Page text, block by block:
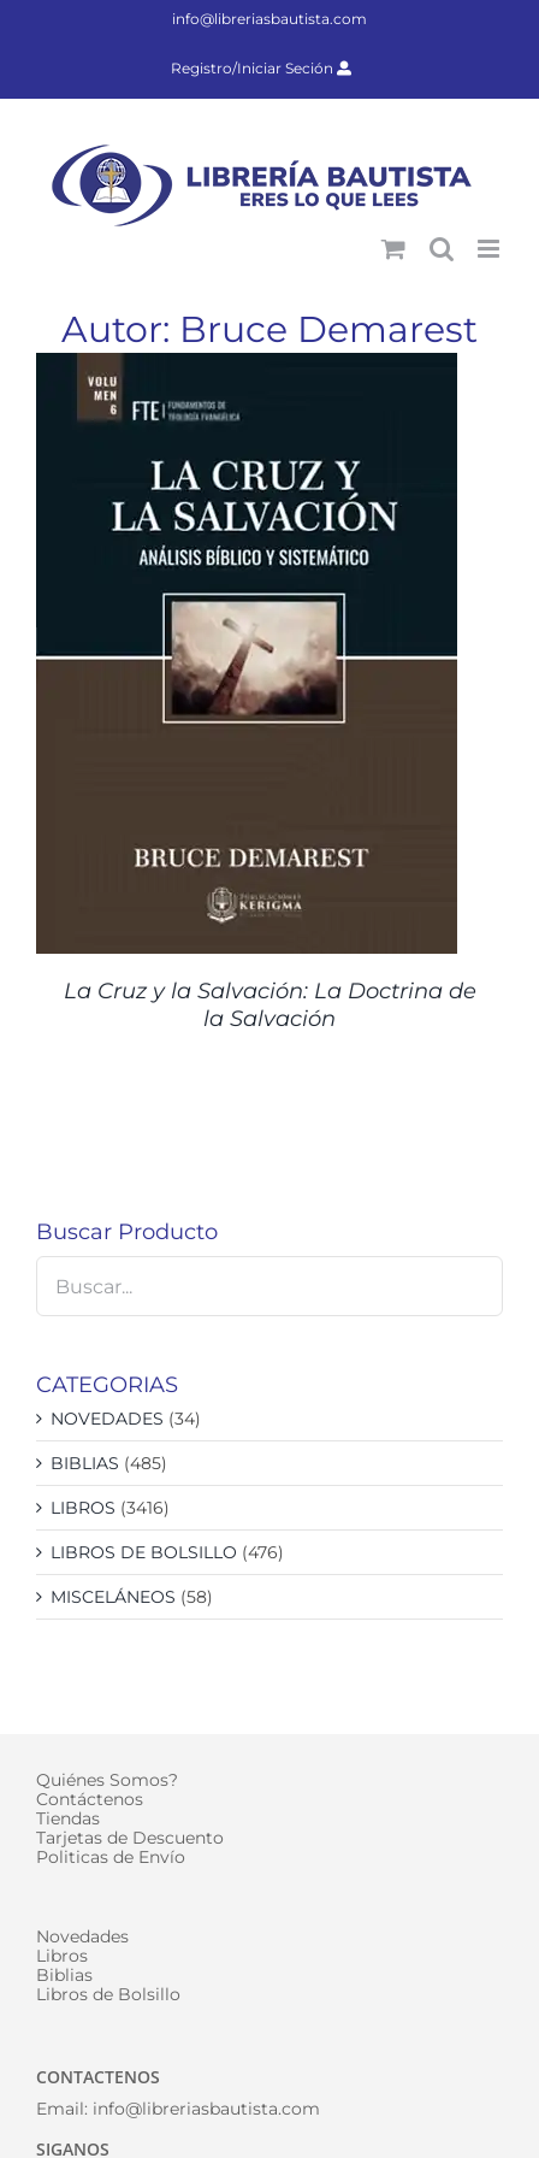
info@libreriasbautista.com
Registro/Iniciar Seción
Autor: Bruce Demarest
La Cruz y la Salvación: La Doctrina de
la Salvación
Buscar Producto
CATEGORIAS
NOVEDADES (34)
BIBLIAS (485)
LIBROS (3416)
LIBROS DE BOLSILLO (476)
MISCELÁNEOS (58)
Quiénes Somos?
Contáctenos
Tiendas
Tarjetas de Descuento
Politicas de Envío
Novedades
Libros
Biblias
Libros de Bolsillo
CONTACTENOS
Email: info@libreriasbautista.com
SIGANOS